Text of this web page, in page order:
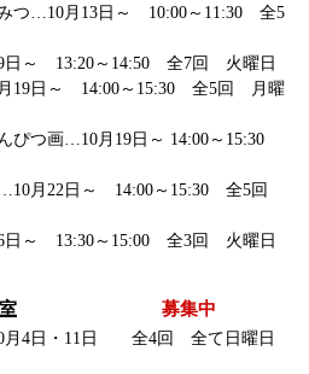
みつ…10月13日～ 10:00～11:30 全5
日～ 13:20～14:50 全7回 火曜日
月19日～ 14:00～15:30 全5回 月曜
ぴつ画…10月19日～ 14:00～15:30
…10月22日～ 14:00～15:30 全5回
6日～ 13:30～15:00 全3回 火曜日
募集中
月4日・11日 全4回 全て日曜日